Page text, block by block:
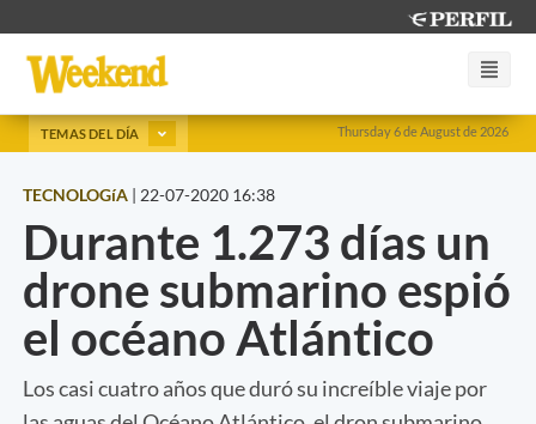
Thursday 6 de August de 2026
TEMAS DEL DÍA
TECNOLOGíA | 22-07-2020 16:38
Durante 1.273 días un
drone submarino espió
el océano Atlántico
Los casi cuatro años que duró su increíble viaje por